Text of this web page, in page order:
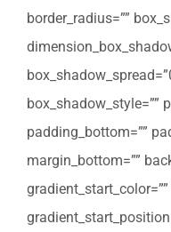
border_radius=””
box_shadow_style=””
padding_bottom=””
margin_bottom=””